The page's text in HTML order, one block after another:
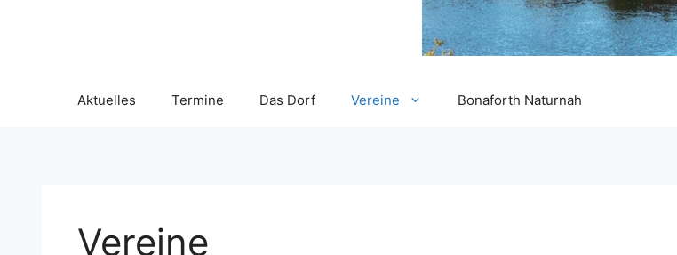
Aktuelles Termine Das Dorf Vereine Bonaforth Naturnah
Vereine